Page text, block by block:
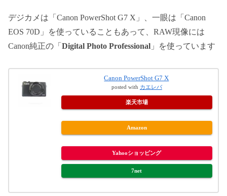
デジカメは「Canon PowerShot G7 X」、一眼は「Canon
EOS 70D」を使っていることもあって、RAW現像には
Canon純正の「 Digital Photo Professional 」を使っています
Canon PowerShot G7 X
posted with カエレバ
楽天市場
Amazon
Yahooショッピング
7net